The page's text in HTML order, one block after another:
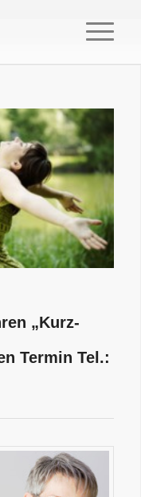
„Kurz-
TerminTel.: